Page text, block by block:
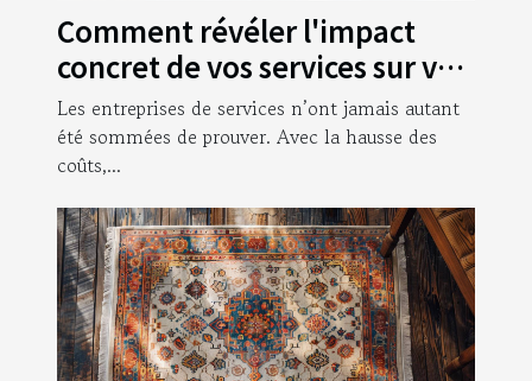
Comment révéler l'impact
concret de vos services sur vos
clients
Les entreprises de services n’ont jamais autant
été sommées de prouver. Avec la hausse des
coûts,...